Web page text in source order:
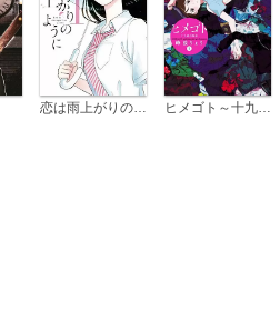
恋は雨上がりのように ヒメゴト～十九歳の制服～